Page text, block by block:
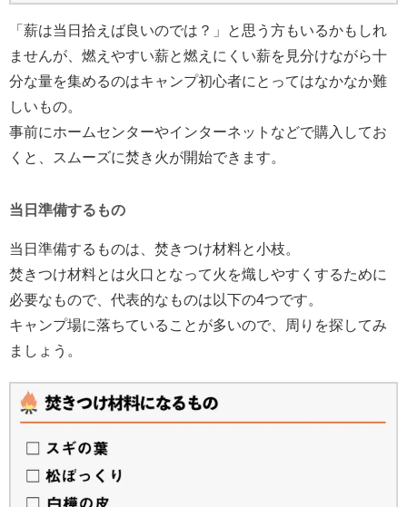
「薪は当日拾えば良いのでは？」と思う方もいるかもしれ
ませんが、燃えやすい薪と燃えにくい薪を見分けながら十
分な量を集めるのはキャンプ初心者にとってはなかなか難
しいもの。
事前にホームセンターやインターネットなどで購入してお
くと、スムーズに焚き火が開始できます。
当日準備するもの
当日準備するものは、焚きつけ材料と小枝。
焚きつけ材料とは火口となって火を熾しやすくするために
必要なもので、代表的なものは以下の4つです。
キャンプ場に落ちていることが多いので、周りを探してみ
ましょう。